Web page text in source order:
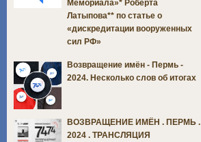
Мемориала»* Роберта
Латыпова** по статье о
«дискредитации вооруженных
сил РФ»
Возвращение имён - Пермь -
2024. Несколько слов об итогах
ВОЗВРАЩЕНИЕ ИМЁН . ПЕРМЬ .
2024 . ТРАНСЛЯЦИЯ